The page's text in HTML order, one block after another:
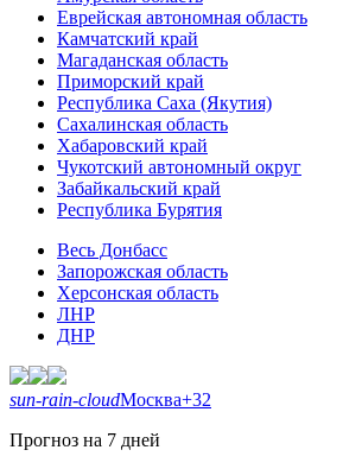
Еврейская автономная область
Камчатский край
Магаданская область
Приморский край
Республика Саха (Якутия)
Сахалинская область
Хабаровский край
Чукотский автономный округ
Забайкальский край
Республика Бурятия
Весь Донбасс
Запорожская область
Херсонская область
ЛНР
ДНР
sun-rain-cloudМосква+32
Прогноз на 7 дней